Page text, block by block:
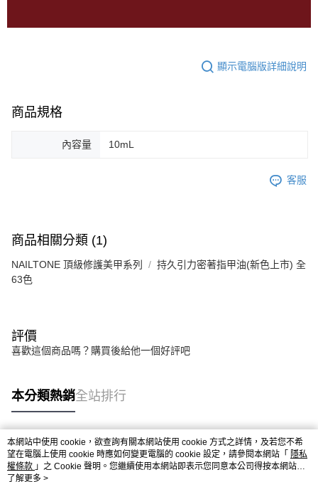
顯示電腦版詳細說明
商品規格
內容量 10mL
客服
商品相關分類 (1)
NAILTONE 頂級修護美甲系列
持久引力密著指甲油(新色上市) 全
63色
評價
喜歡這個商品嗎？購買後給他一個好評吧
本分類熱銷全站排行
熱門標籤
本網站中使用 cookie，欲查詢有關本網站使用 cookie 方式之詳情，及若您不希
望在電腦上使用 cookie 時應如何變更電腦的 cookie 設定，請參閱本網站「 隱私
權條款 」之 Cookie 聲明。您繼續使用本網站即表示您同意本公司得按本網站使
用條款之 Cookie 聲明使用 cookie。
了解更多 >